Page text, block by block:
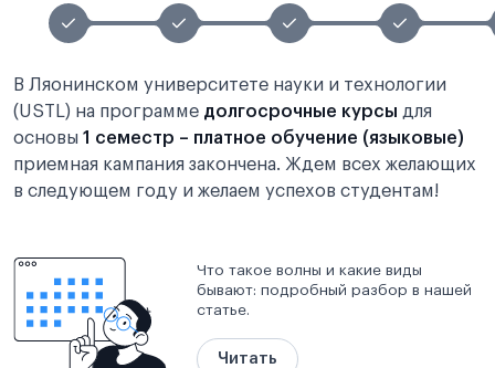
В Ляонинском университете науки и технологии
(USTL) на программе долгосрочные курсы для
основы 1 семестр – платное обучение (языковые)
приемная кампания закончена. Ждем всех желающих
в следующем году и желаем успехов студентам!
Что такое волны и какие виды
бывают: подробный разбор в нашей
статье.
Читать